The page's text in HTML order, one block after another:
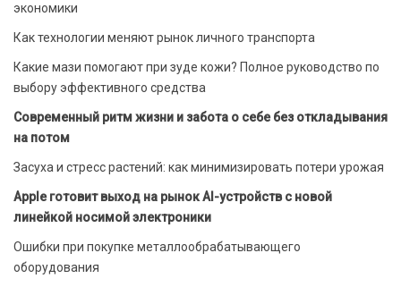
экономики
Как технологии меняют рынок личного транспорта
Какие мази помогают при зуде кожи? Полное руководство по
выбору эффективного средства
Современный ритм жизни и забота о себе без откладывания
на потом
Засуха и стресс растений: как минимизировать потери урожая
Apple готовит выход на рынок AI-устройств с новой
линейкой носимой электроники
Ошибки при покупке металлообрабатывающего
оборудования